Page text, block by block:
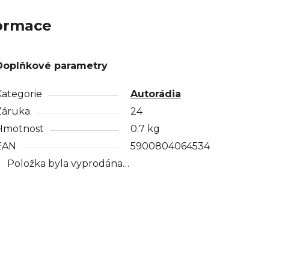
parametry
Autorádia
24
0.7 kg
5900804064534
Položka byla vyprodána…